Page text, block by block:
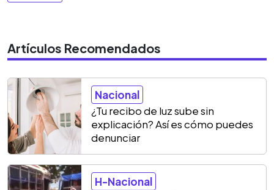
Artículos Recomendados
Nacional
¿Tu recibo de luz sube sin
explicación? Así es cómo puedes
denunciar
H-Nacional